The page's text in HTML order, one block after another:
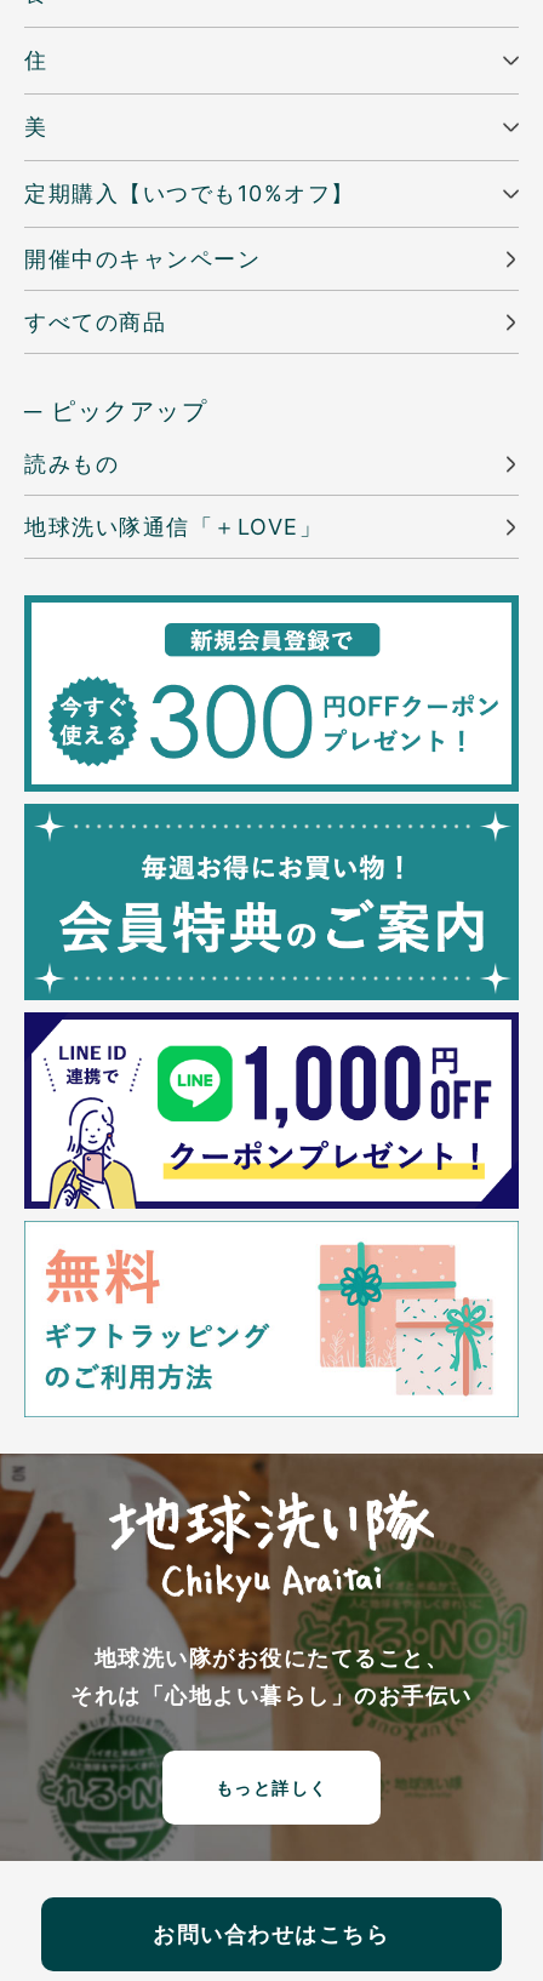
住
美
定期購入【いつでも10%オフ】
開催中のキャンペーン
すべての商品
─ ピックアップ
読みもの
地球洗い隊通信「＋LOVE」
地球洗い隊がお役にたてること、
それは「心地よい暮らし」のお手伝い
もっと詳しく
お問い合わせはこちら